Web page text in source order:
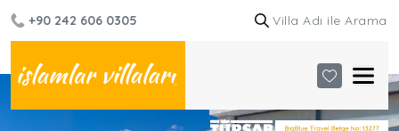
+90 242 606 0305